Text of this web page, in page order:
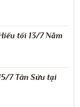
tối 13/7 Năm
7 Tân Sửu tại